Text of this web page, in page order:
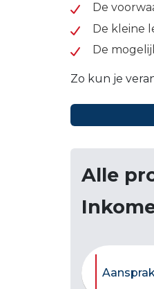
De
De kleine
De
Zo kun je
Alle